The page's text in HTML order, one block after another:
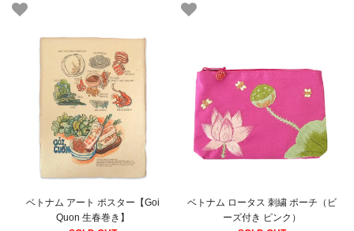
ベトナム アート ポスター【Goi
Quon 生春巻き】
ベトナム ロータス 刺繍 ポーチ（ビ
ーズ付き ピンク）